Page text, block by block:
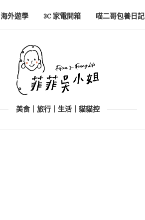
海外遊學 3C 家電開箱 喵二哥包養日記
美食｜旅行｜生活｜貓貓控